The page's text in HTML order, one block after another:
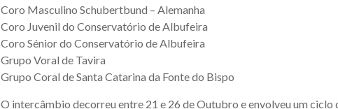
Coro Masculino Schubertbund – Alemanha
Coro Juvenil do Conservatório de Albufeira
Coro Sénior do Conservatório de Albufeira
Grupo Voral de Tavira
Grupo Coral de Santa Catarina da Fonte do Bispo
O intercâmbio decorreu entre 21 e 26 de Outubro e envolveu um ciclo